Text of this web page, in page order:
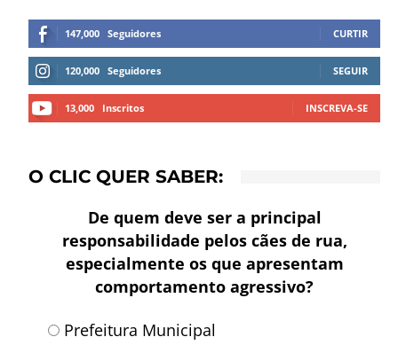
147,000 Seguidores CURTIR
120,000 Seguidores SEGUIR
13,000 Inscritos INSCREVA-SE
O CLIC QUER SABER:
De quem deve ser a principal
responsabilidade pelos cães de rua,
especialmente os que apresentam
comportamento agressivo?
Prefeitura Municipal